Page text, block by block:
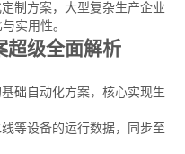
制方案，大型复杂生产企业
实用性。
超级全面解析
础自动化方案，核心实现生
等设备的运行数据，同步至